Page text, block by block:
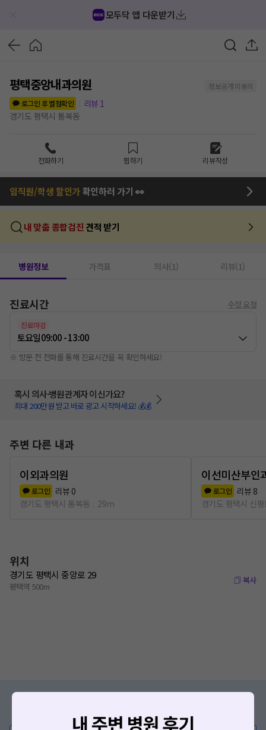
모두닥 앱 다운받기
평택중앙내과의원
정보공개 미동의
로그인 후 별점확인
리뷰 1
경기도 평택시 통복동
전화하기 찜하기 리뷰작성
임직원/학생 할인가확인하러 가기 👀
내 맞춤 종합검진 견적 받기
병원정보 가격표 의사(1) 리뷰(1)
진료시간 수정 요청
진료마감
토요일09:00 - 13:00
※ 방문 전 전화를 통해 진료시간을 꼭 확인하세요!
혹시 의사·병원관계자 이신가요?
최대 200만원 받고 바로 광고 시작하세요! 💰💰
주변 다른 내과
이외과의원
로그인 리뷰 0
경기도 평택시 통복동
29m
이선미산부인
로그인 리뷰 8
경기도 평택시 신
위치
경기도 평택시 중앙로 29
평택역 500m
복사
의사가 직접 답해드려요!